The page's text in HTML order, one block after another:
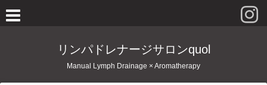
リンパドレナージサロンquol
Manual Lymph Drainage × Aromatherapy